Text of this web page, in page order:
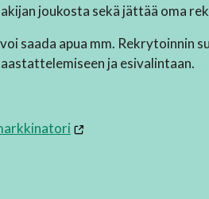
joukosta sekä jättää oma
saada apua mm. Rekrytoinnin
ja esivalintaan.